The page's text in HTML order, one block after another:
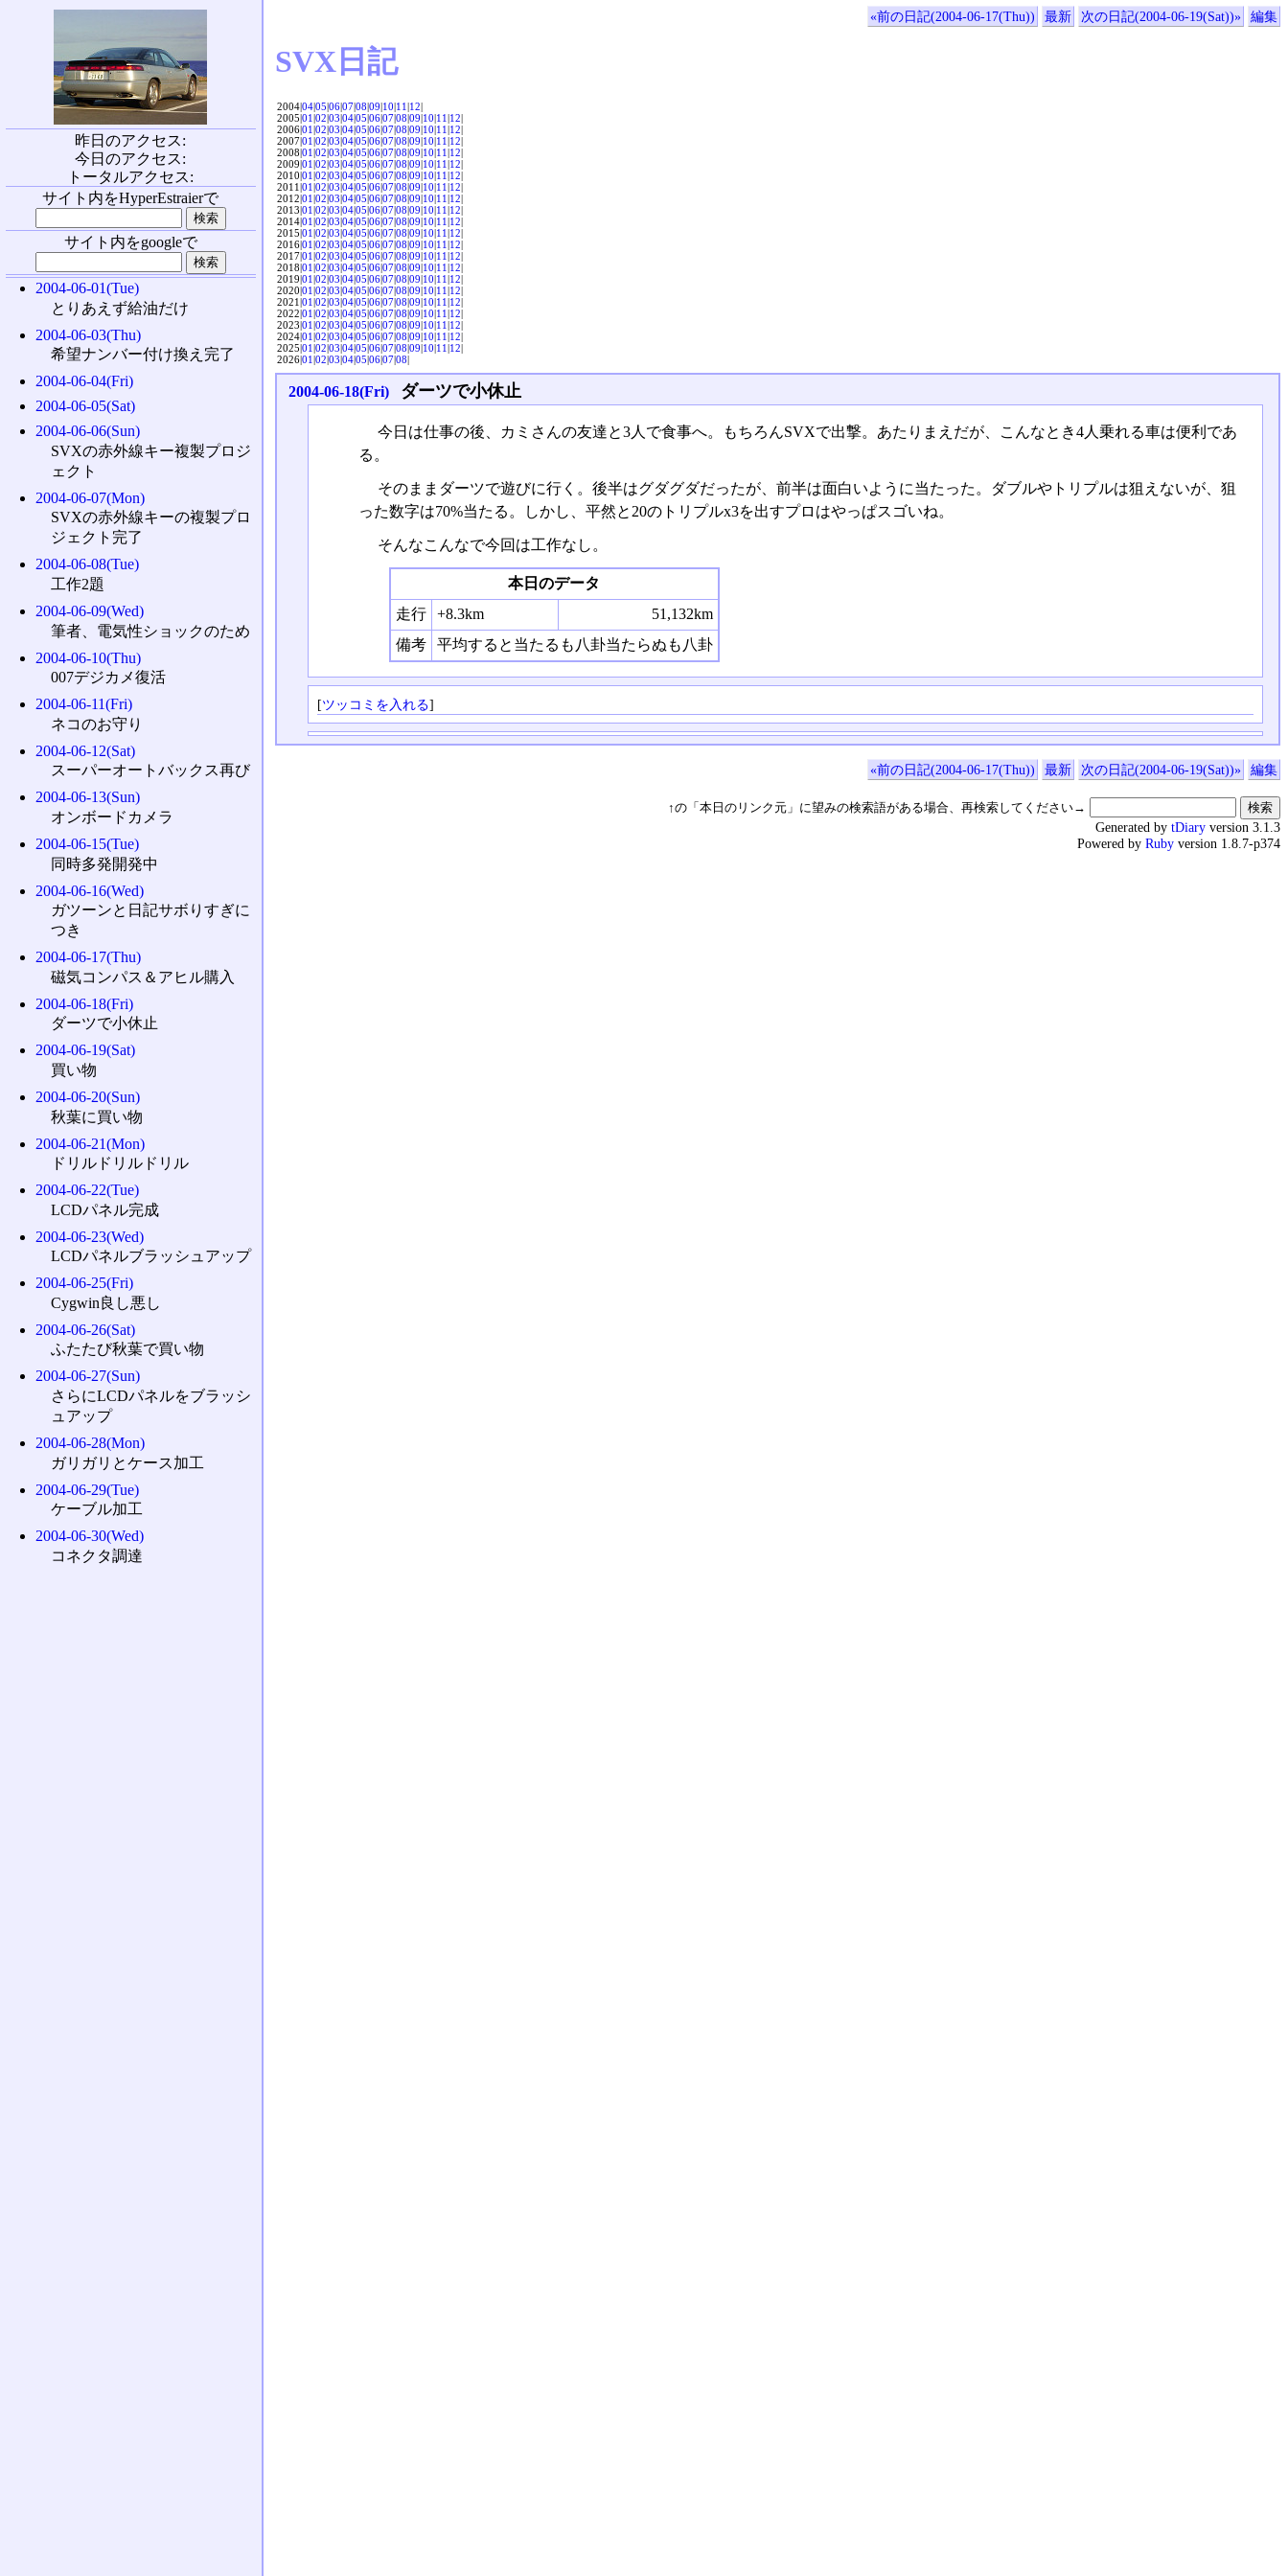
«前の日記(2004-06-17(Thu)) 最新 次の日記(2004-06-19(Sat))» 編集
SVX日記
2004|04|05|06|07|08|09|10|11|12|
2005|01|02|03|04|05|06|07|08|09|10|11|12|
2006|01|02|03|04|05|06|07|08|09|10|11|12|
2007|01|02|03|04|05|06|07|08|09|10|11|12|
2008|01|02|03|04|05|06|07|08|09|10|11|12|
2009|01|02|03|04|05|06|07|08|09|10|11|12|
2010|01|02|03|04|05|06|07|08|09|10|11|12|
2011|01|02|03|04|05|06|07|08|09|10|11|12|
2012|01|02|03|04|05|06|07|08|09|10|11|12|
2013|01|02|03|04|05|06|07|08|09|10|11|12|
2014|01|02|03|04|05|06|07|08|09|10|11|12|
2015|01|02|03|04|05|06|07|08|09|10|11|12|
2016|01|02|03|04|05|06|07|08|09|10|11|12|
2017|01|02|03|04|05|06|07|08|09|10|11|12|
2018|01|02|03|04|05|06|07|08|09|10|11|12|
2019|01|02|03|04|05|06|07|08|09|10|11|12|
2020|01|02|03|04|05|06|07|08|09|10|11|12|
2021|01|02|03|04|05|06|07|08|09|10|11|12|
2022|01|02|03|04|05|06|07|08|09|10|11|12|
2023|01|02|03|04|05|06|07|08|09|10|11|12|
2024|01|02|03|04|05|06|07|08|09|10|11|12|
2025|01|02|03|04|05|06|07|08|09|10|11|12|
2026|01|02|03|04|05|06|07|08|
2004-06-18(Fri) ダーツで小休止
今日は仕事の後、カミさんの友達と3人で食事へ。もちろんSVXで出撃。あたりまえだが、こんなとき4人乗れる車は便利であ
る。
そのままダーツで遊びに行く。後半はグダグダだったが、前半は面白いように当たった。ダブルやトリプルは狙えないが、狙
った数字は70%当たる。しかし、平然と20のトリプルx3を出すプロはやっぱスゴいね。
そんなこんなで今回は工作なし。
本日のデータ
走行
+8.3km
51,132km
備考
平均すると当たるも八卦当たらぬも八卦
[ツッコミを入れる]
«前の日記(2004-06-17(Thu)) 最新 次の日記(2004-06-19(Sat))» 編集
↑の「本日のリンク元」に望みの検索語がある場合、再検索してください→
昨日のアクセス:
今日のアクセス:
トータルアクセス:
サイト内をHyperEstraierで
サイト内をgoogleで
2004-06-01(Tue)
とりあえず給油だけ
2004-06-03(Thu)
希望ナンバー付け換え完了
2004-06-04(Fri)
2004-06-05(Sat)
2004-06-06(Sun)
SVXの赤外線キー複製プロジ
ェクト
2004-06-07(Mon)
SVXの赤外線キーの複製プロ
ジェクト完了
2004-06-08(Tue)
工作2題
2004-06-09(Wed)
筆者、電気性ショックのため
2004-06-10(Thu)
007デジカメ復活
2004-06-11(Fri)
ネコのお守り
2004-06-12(Sat)
スーパーオートバックス再び
2004-06-13(Sun)
オンボードカメラ
2004-06-15(Tue)
同時多発開発中
2004-06-16(Wed)
ガツーンと日記サボりすぎに
つき
2004-06-17(Thu)
磁気コンパス＆アヒル購入
2004-06-18(Fri)
ダーツで小休止
2004-06-19(Sat)
買い物
2004-06-20(Sun)
秋葉に買い物
2004-06-21(Mon)
ドリルドリルドリル
2004-06-22(Tue)
LCDパネル完成
2004-06-23(Wed)
LCDパネルブラッシュアップ
2004-06-25(Fri)
Cygwin良し悪し
2004-06-26(Sat)
ふたたび秋葉で買い物
2004-06-27(Sun)
さらにLCDパネルをブラッシ
ュアップ
2004-06-28(Mon)
ガリガリとケース加工
2004-06-29(Tue)
ケーブル加工
2004-06-30(Wed)
コネクタ調達
Generated by tDiary version 3.1.3
Powered by Ruby version 1.8.7-p374